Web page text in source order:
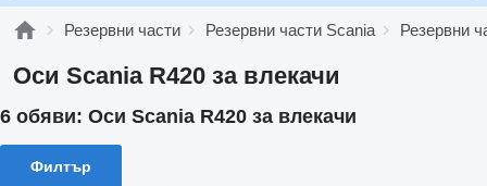
Резервни части Резервни части Scania Резервни
Оси Scania R420 за влекачи
6 обяви: Оси Scania R420 за влекачи
Филтър